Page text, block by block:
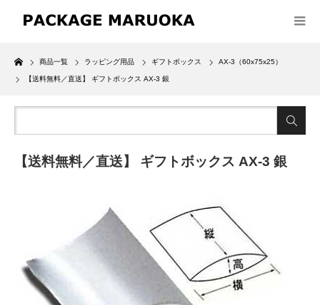
Home
商品一覧 ラッピング用品 ギフトボックス AX-3（60x75x25）
【送料無料／直送】 ギフトボックス AX-3 銀
【送料無料／直送】 ギフトボックス AX-3 銀